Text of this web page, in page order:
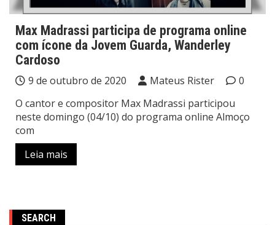
Max Madrassi participa de programa online
com ícone da Jovem Guarda, Wanderley
Cardoso
9 de outubro de 2020 Mateus Rister
0
O cantor e compositor Max Madrassi participou
neste domingo (04/10) do programa online Almoço
com
Leia mais
SEARCH